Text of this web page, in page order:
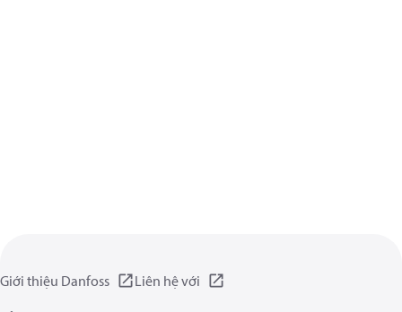
Giới thiệu Danfoss
Liên hệ với